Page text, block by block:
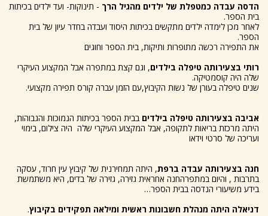
הדסה עבדה כמטפלת של ילדים מהגיל הרך - תינוקות- ועד ילדים בכיתות
בית הספר.
לאחר מכן לימדה ילדים מתקשים בכיתות היסוד ועבדה בחדר עיון של בית
הספר.
את התפירה רכשה מתופרות ותיקות, בית הספר וחוגים
רותי בצעירותה טיפלה בילדים, וגם קצת במתפרה אבל המקצוע העיקרי
שלה היה קוסמטיקה.
שנים טיפלה בעורן של נשות הקיבוץ,עם הזמן עברה קורס תפירה מקצועי.
אביבה בצעירותה טיפלה בילדים בבית הספר בכיתות הנמוכות והגבוהות,
היתה מרכזת בריאות לתקופה, אבל המקצוע העיקרי שלה היה צילום, בימוי
ועריכה של סרטי וידאו
חנה בצעירותה עבדה ברפת, היתה תמחירנית של קיבוץ עין חרוד, עסקה
בתרבות , והיום במתפרהחנה אחראית גזירה, גזירה של בדים, היא משתמשת
בידע משיעורי הנדסה בבית הספר…
דניאלה היתה מנהלת חשבונות ראשית ומילאה תפקידים בקיבוץ.